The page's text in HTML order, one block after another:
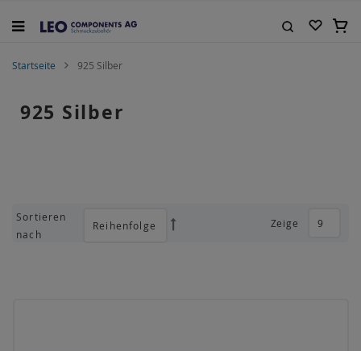
Inhalt
Startseite 925 Silber
925 Silber
Zeige
Sortieren
nach
Absteigend